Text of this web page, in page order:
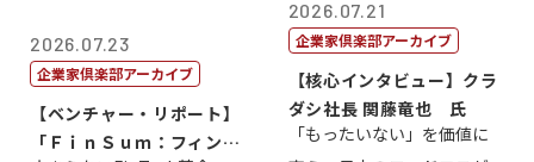
2026.07.23
企業家倶楽部アーカイブ
【ベンチャー・リポート】
「ＦｉｎＳｕｍ：フィンテ
2026.07.21
企業家倶楽部アーカイブ
【核心インタビュー】クラ
ダシ社長 関藤竜也 氏
「もったいない」を価値に